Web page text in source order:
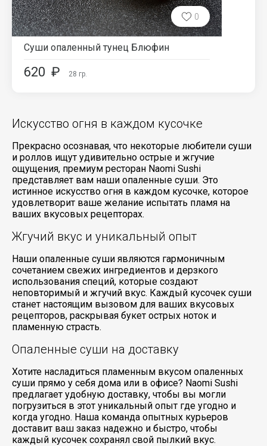
0
Суши опаленный тунец Блюфин
620 ₽ 28 гр.
Искусство огня в каждом кусочке
Прекрасно осознавая, что некоторые любители суши
и роллов ищут удивительно острые и жгучие
ощущения, премиум ресторан Naomi Sushi
представляет вам наши опаленные суши. Это
истинное искусство огня в каждом кусочке, которое
удовлетворит ваше желание испытать пламя на
ваших вкусовых рецепторах.
Жгучий вкус и уникальный опыт
Наши опаленные суши являются гармоничным
сочетанием свежих ингредиентов и дерзкого
использования специй, которые создают
неповторимый и жгучий вкус. Каждый кусочек суши
станет настоящим вызовом для ваших вкусовых
рецепторов, раскрывая букет острых ноток и
пламенную страсть.
Опаленные суши на доставку
Хотите насладиться пламенным вкусом опаленных
суши прямо у себя дома или в офисе? Naomi Sushi
предлагает удобную доставку, чтобы вы могли
погрузиться в этот уникальный опыт где угодно и
когда угодно. Наша команда опытных курьеров
доставит ваш заказ надежно и быстро, чтобы
каждый кусочек сохранял свой пылкий вкус.